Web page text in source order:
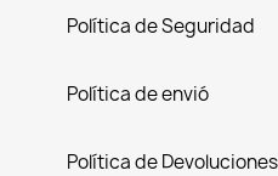
Política de Seguridad
Política de envió
Política de Devoluciones